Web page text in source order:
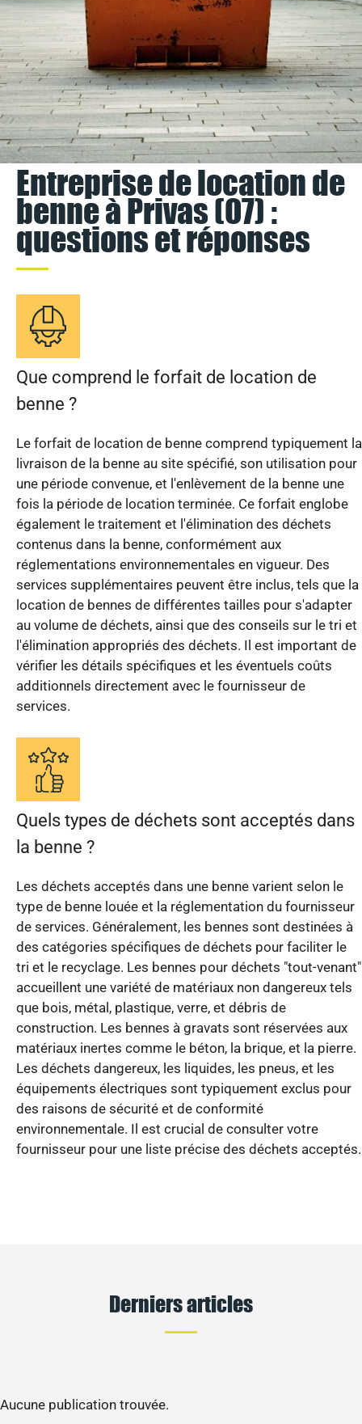
Entreprise de location de
benne à Privas (07) :
questions et réponses
Que comprend le forfait de location de
benne ?
Le forfait de location de benne comprend typiquement la
livraison de la benne au site spécifié, son utilisation pour
une période convenue, et l'enlèvement de la benne une
fois la période de location terminée. Ce forfait englobe
également le traitement et l'élimination des déchets
contenus dans la benne, conformément aux
réglementations environnementales en vigueur. Des
services supplémentaires peuvent être inclus, tels que la
location de bennes de différentes tailles pour s'adapter
au volume de déchets, ainsi que des conseils sur le tri et
l'élimination appropriés des déchets. Il est important de
vérifier les détails spécifiques et les éventuels coûts
additionnels directement avec le fournisseur de
services.
Quels types de déchets sont acceptés dans
la benne ?
Les déchets acceptés dans une benne varient selon le
type de benne louée et la réglementation du fournisseur
de services. Généralement, les bennes sont destinées à
des catégories spécifiques de déchets pour faciliter le
tri et le recyclage. Les bennes pour déchets "tout-venant"
accueillent une variété de matériaux non dangereux tels
que bois, métal, plastique, verre, et débris de
construction. Les bennes à gravats sont réservées aux
matériaux inertes comme le béton, la brique, et la pierre.
Les déchets dangereux, les liquides, les pneus, et les
équipements électriques sont typiquement exclus pour
des raisons de sécurité et de conformité
environnementale. Il est crucial de consulter votre
fournisseur pour une liste précise des déchets acceptés.
Derniers articles
Aucune publication trouvée.